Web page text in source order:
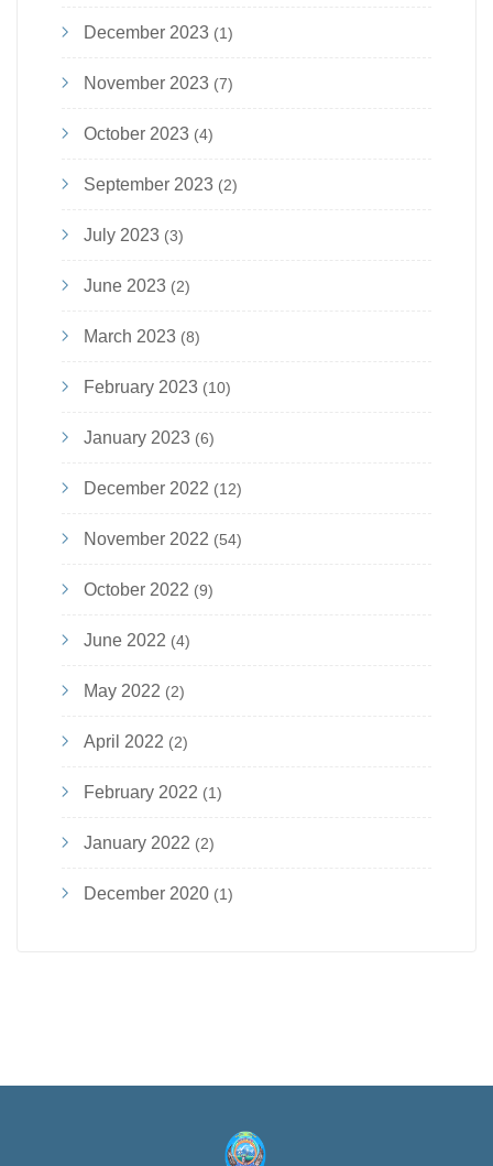
December 2023 (1)
November 2023 (7)
October 2023 (4)
September 2023 (2)
July 2023 (3)
June 2023 (2)
March 2023 (8)
February 2023 (10)
January 2023 (6)
December 2022 (12)
November 2022 (54)
October 2022 (9)
June 2022 (4)
May 2022 (2)
April 2022 (2)
February 2022 (1)
January 2022 (2)
December 2020 (1)